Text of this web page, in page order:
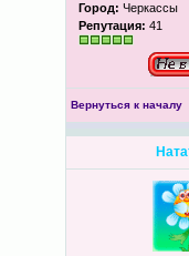
Город: Черкассы
Репутация: 41
Вернуться к началу